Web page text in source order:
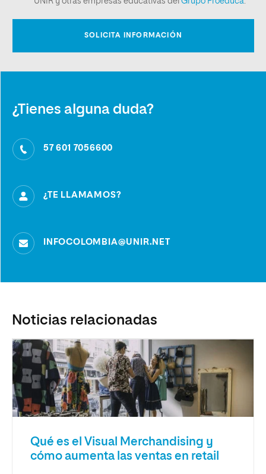
¿Tienes alguna duda?
57 601 7056600
¿TE LLAMAMOS?
INFOCOLOMBIA@UNIR.NET
Noticias relacionadas
Qué es el Visual Merchandising y
cómo aumenta las ventas en retail